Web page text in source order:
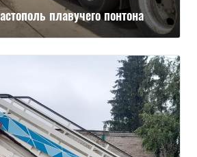
плавучего понтона